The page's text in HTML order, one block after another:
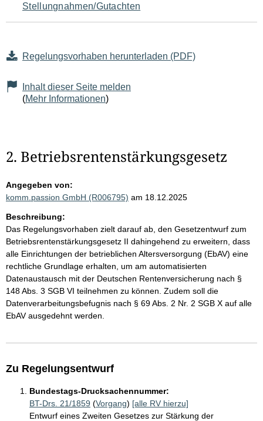
Stellungnahmen/Gutachten
Regelungsvorhaben herunterladen (PDF)
Inhalt dieser Seite melden
(Mehr Informationen)
2. Betriebsrentenstärkungsgesetz
Angegeben von:
komm.passion GmbH (R006795) am 18.12.2025
Beschreibung:
Das Regelungsvorhaben zielt darauf ab, den Gesetzentwurf zum
Betriebsrentenstärkungsgesetz II dahingehend zu erweitern, dass
alle Einrichtungen der betrieblichen Altersversorgung (EbAV) eine
rechtliche Grundlage erhalten, um am automatisierten
Datenaustausch mit der Deutschen Rentenversicherung nach §
148 Abs. 3 SGB VI teilnehmen zu können. Zudem soll die
Datenverarbeitungsbefugnis nach § 69 Abs. 2 Nr. 2 SGB X auf alle
EbAV ausgedehnt werden.
Zu Regelungsentwurf
Bundestags-Drucksachennummer:
BT-Drs. 21/1859 (Vorgang) [alle RV hierzu]
Entwurf eines Zweiten Gesetzes zur Stärkung der